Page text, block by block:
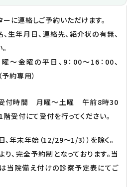
に連絡しご予約いただけます。
生年月日、連絡先、紹介状の有無、
～金曜の平日、9：00～16：00、
（予約専用）
受付時間 月曜～土曜 午前8時30
受付にて受付を行ってください。
、年末年始（12/29～1/3））を除く。
、完全予約制となっております。当
当院備え付けの診察予定表にてご